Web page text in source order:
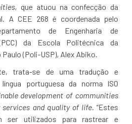
, que atuou na confecção da
A CEE 268 é coordenada pelo
de Engenharia de
da Escola Politécnica da
Paulo (Poli-USP), Alex Abiko.
trata-se de uma tradução e
portuguesa da norma ISO
development of communities
and quality of life. “Estes
ser utilizados para rastrear e